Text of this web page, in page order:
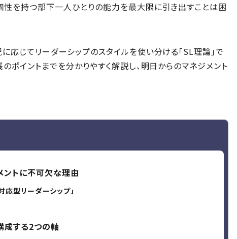
性を持つ部下一人ひとりの能力を最大限に引き出すことは困
応じてリーダーシップのスタイルを使い分ける「SL理論」で
ポイントまでを分かりやすく解説し、明日からのマネジメント
ントに不可欠な理由
型リーダーシップ」
成する2つの軸